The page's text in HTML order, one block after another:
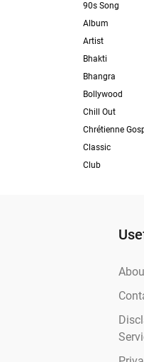
90s Song
Album
Artist
Bhakti
Bhangra
Bollywood
Chill Out
Chrétienne
Classic
Club